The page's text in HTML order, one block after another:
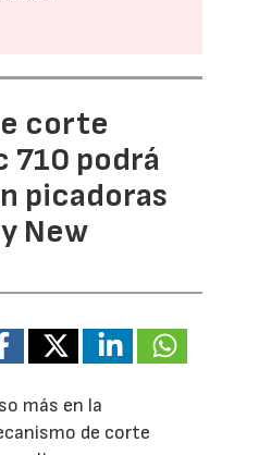
corte
710 podrá
picadoras
New
más en la
de corte